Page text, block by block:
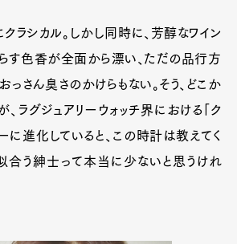
ラシカル。しかし同時に、芳醇なワイン
す色香が全面から漂い、ただの品行方
っさん臭さのかけらもない。そう、どこか
ラグジュアリーウォッチ界における「ク
に進化していると、この時計は教えてく
合う紳士って本当に少ないと思うけれ